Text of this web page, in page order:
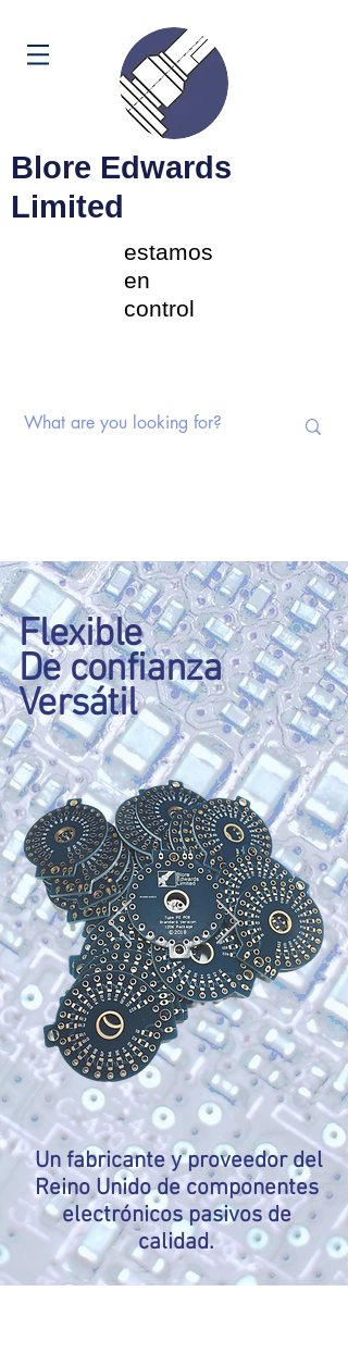
Blore Edwards
Limited
estamos
en
control
Flexible
De confianza
Versátil
Un fabricante y proveedor del
Reino Unido de componentes
electrónicos pasivos de
calidad.